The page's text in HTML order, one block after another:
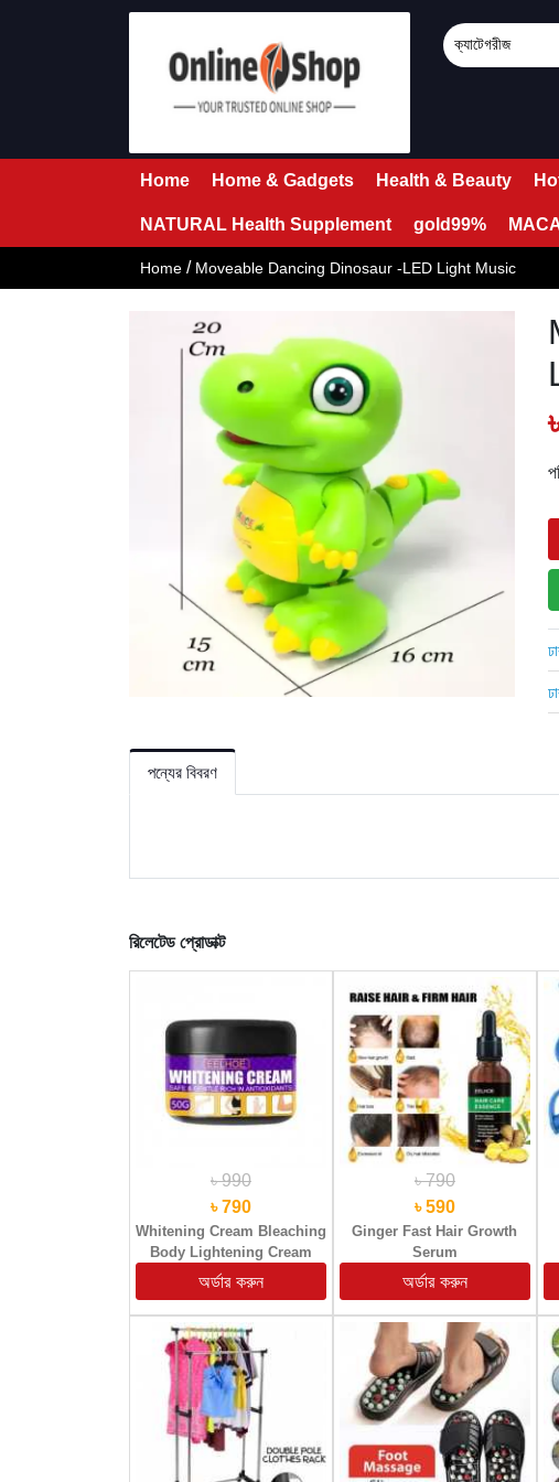
Home Home & Gadgets Health & Beauty
NATURAL Health Supplement gold99%
Home / Moveable Dancing Dinosaur -LED Light Music
পন্যের বিবরণ
রিলেটেড প্রোডাক্ট
৳ 990
৳ 790
Whitening Cream Bleaching
Body Lightening Cream
৳ 790
৳ 590
Ginger Fast Hair Growth
Serum